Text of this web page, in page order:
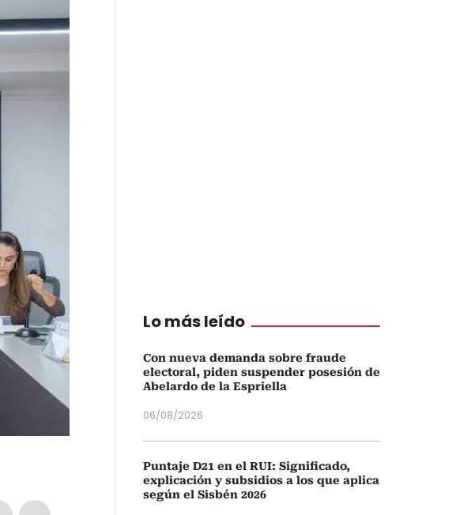
Lo más leído
Con nueva demanda sobre fraude
electoral, piden suspender posesión de
Abelardo de la Espriella
06/08/2026
Puntaje D21 en el RUI: Significado,
explicación y subsidios a los que aplica
según el Sisbén 2026